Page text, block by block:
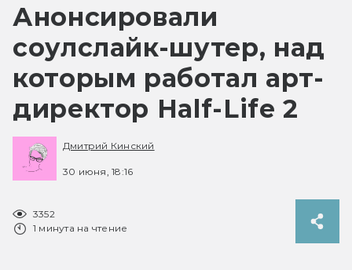
Анонсировали
соулслайк-шутер, над
которым работал арт-
директор Half-Life 2
Дмитрий Кинский
30 июня, 18:16
3352
1 минута на чтение